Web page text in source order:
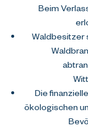
Beim
Waldbesitzer
Die
ökologischen